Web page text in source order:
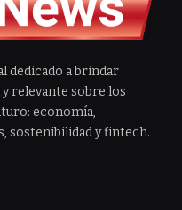
dedicado a brindar
relevante sobre los
economía,
sostenibilidad y fintech.